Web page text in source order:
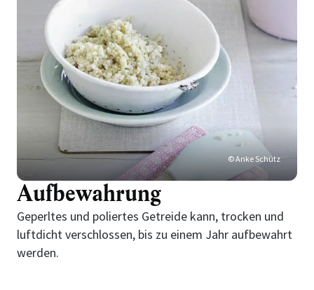
© Anke Schütz
Aufbewahrung
Geperltes und poliertes Getreide kann, trocken und
luftdicht verschlossen, bis zu einem Jahr aufbewahrt
werden.